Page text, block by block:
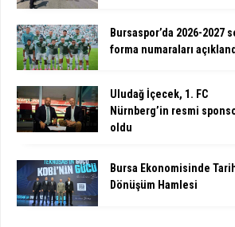
Bursaspor’da 2026-2027
forma numaraları
Uludağ İçecek, 1. FC
Nürnberg’in resmi
oldu
Bursa Ekonomisinde
Dönüşüm Hamlesi